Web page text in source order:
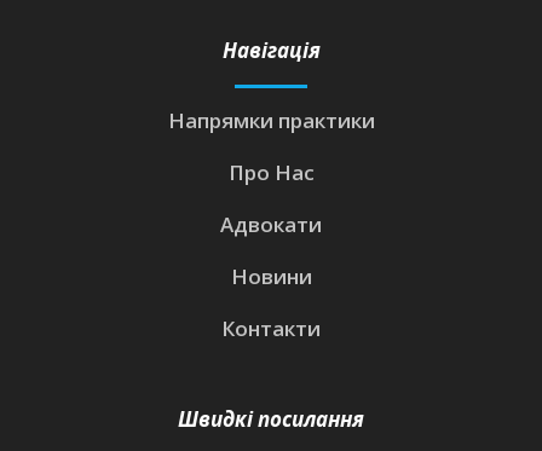
Навігація
Напрямки практики
Про Нас
Адвокати
Новини
Контакти
Швидкі посилання